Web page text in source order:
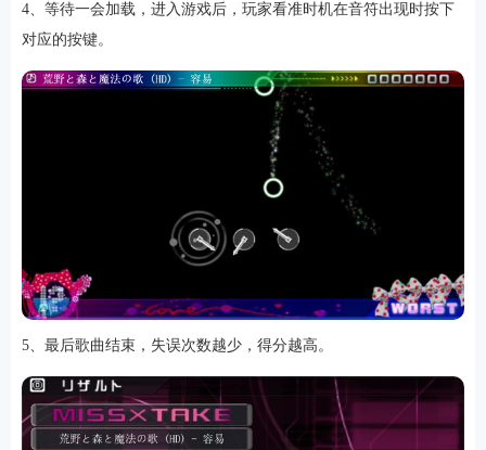
排行
4、等待一会加载，进入游戏后，玩家看准时机在音符出现时按下
对应的按键。
5、最后歌曲结束，失误次数越少，得分越高。